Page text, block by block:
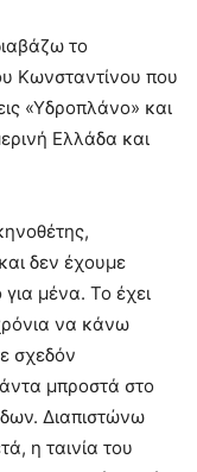
το
Κωνσταντίνου που
«Υδροπλάνο» και
Ελλάδα και
δεν έχουμε
μένα. Το έχει
να κάνω
σχεδόν
μπροστά στο
Διαπιστώνω
η ταινία του